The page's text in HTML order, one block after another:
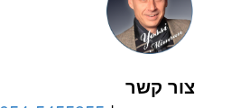
צור קשר